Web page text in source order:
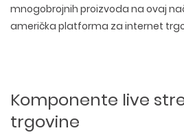
mnogobrojnih proizvoda na ovaj
američka platforma za internet
Komponente live
trgovine